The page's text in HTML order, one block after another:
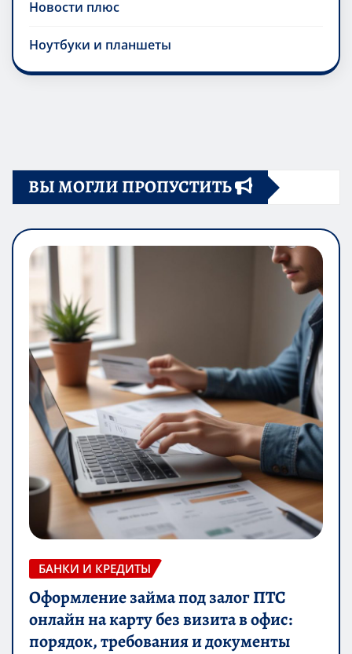
Новости плюс
Ноутбуки и планшеты
ВЫ МОГЛИ ПРОПУСТИТЬ
БАНКИ И КРЕДИТЫ
Оформление займа под залог ПТС
онлайн на карту без визита в офис:
порядок, требования и документы